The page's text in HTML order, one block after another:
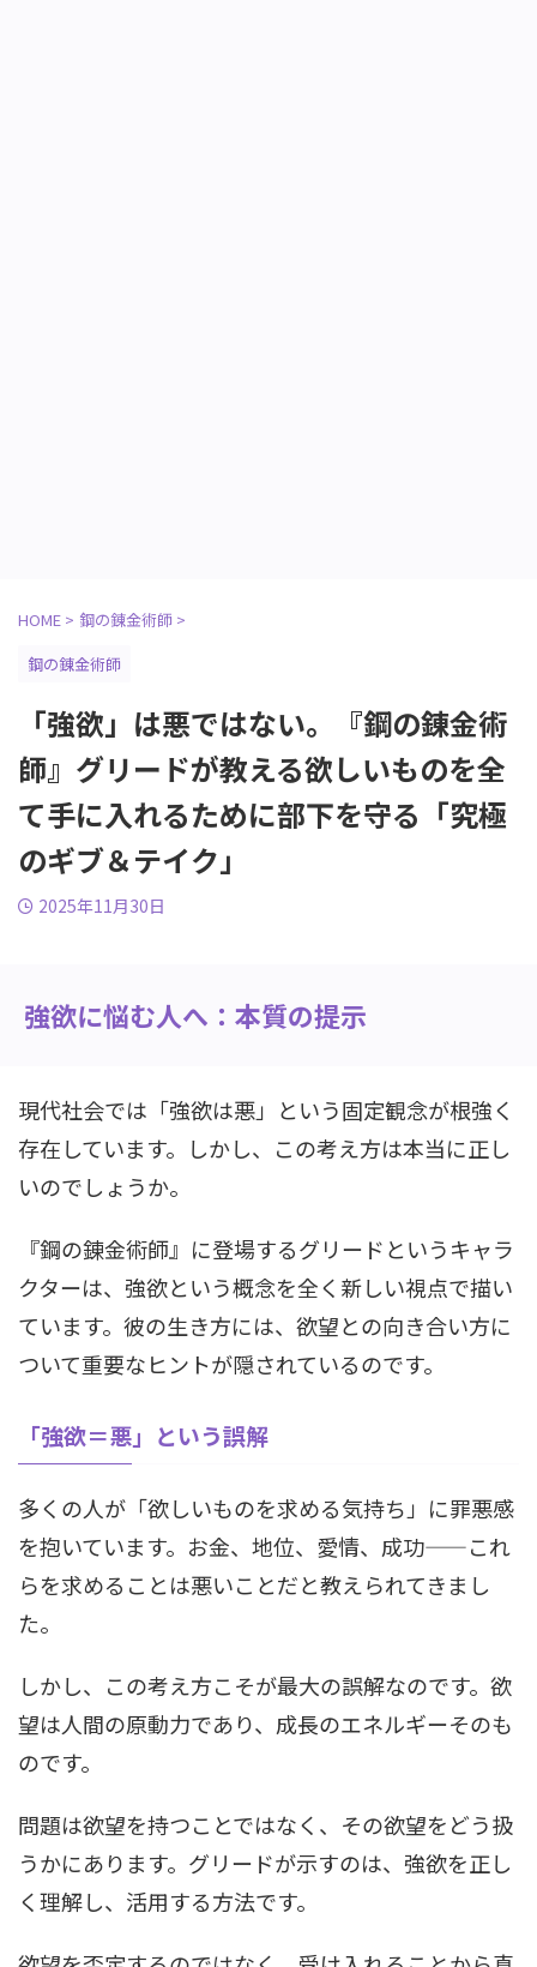
HOME > 鋼の錬金術師 >
鋼の錬金術師
「強欲」は悪ではない。『鋼の錬金術
師』グリードが教える欲しいものを全
て手に入れるために部下を守る「究極
のギブ＆テイク」
2025年11月30日
強欲に悩む人へ：本質の提示
現代社会では「強欲は悪」という固定観念が根強く
存在しています。しかし、この考え方は本当に正し
いのでしょうか。
『鋼の錬金術師』に登場するグリードというキャラ
クターは、強欲という概念を全く新しい視点で描い
ています。彼の生き方には、欲望との向き合い方に
ついて重要なヒントが隠されているのです。
「強欲＝悪」という誤解
多くの人が「欲しいものを求める気持ち」に罪悪感
を抱いています。お金、地位、愛情、成功——これ
らを求めることは悪いことだと教えられてきまし
た。
しかし、この考え方こそが最大の誤解なのです。欲
望は人間の原動力であり、成長のエネルギーそのも
のです。
問題は欲望を持つことではなく、その欲望をどう扱
うかにあります。グリードが示すのは、強欲を正し
く理解し、活用する方法です。